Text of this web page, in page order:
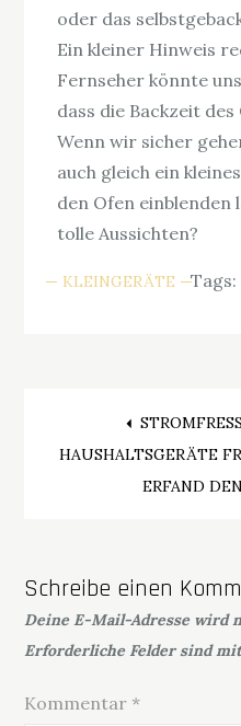
oder das
Ein kleiner Hinweis
Fernseher könnte
dass die Backzeit
Wenn wir sicher
auch gleich ein
den Ofen einblenden
tolle Aussichten?
KLEINGERÄTE Tags:
HAUSHALTSGERÄTE
ERFAND
Schreibe einen
Deine E-Mail-Adresse wird
Erforderliche Felder sind
Kommentar *